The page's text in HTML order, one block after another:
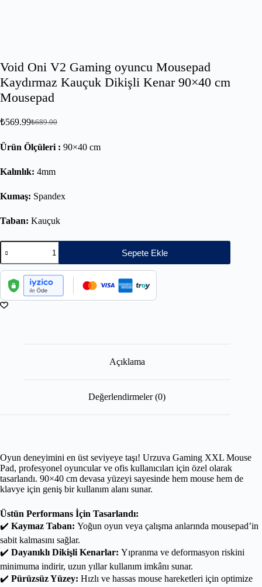
Void Oni V2 Gaming oyuncu Mousepad
Kaydırmaz Kauçuk Dikişli Kenar 90×40 cm
Mousepad
₺689.00
₺569.99
Ürün Ölçüleri : 90×40 cm
Kalınlık: 4mm
Kumaş: Spandex
Taban: Kauçuk
Sepete Ekle
Açıklama
Değerlendirmeler (0)
Oyun deneyimini en üst seviyeye taşı! Urzuva Gaming XXL Mouse
Pad, profesyonel oyuncular ve ofis kullanıcıları için özel olarak
tasarlandı. 90×40 cm devasa yüzeyi sayesinde hem mouse hem de
klavye için geniş bir kullanım alanı sunar.
Üstün Performans İçin Tasarlandı:
✔️ Kaymaz Taban: Yoğun oyun veya çalışma anlarında mousepad’in
sabit kalmasını sağlar.
✔️ Dayanıklı Dikişli Kenarlar: Yıpranma ve deformasyon riskini
minimuma indirir, uzun yıllar kullanım imkânı sunar.
✔️ Pürüzsüz Yüzey: Hızlı ve hassas mouse hareketleri için optimize